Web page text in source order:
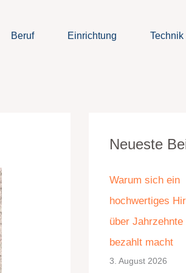
Beruf Einrichtung Technik
Neueste
Warum sich ein
hochwertiges
über
bezahlt macht
3. August 2026
a
e
g
o
r
i
r
h
i
v